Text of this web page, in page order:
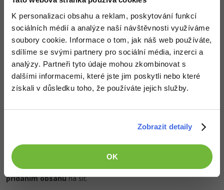
K personalizaci obsahu a reklam, poskytování funkcí
sociálních médií a analýze naší návštěvnosti využíváme
soubory cookie. Informace o tom, jak náš web používáte,
sdílíme se svými partnery pro sociální média, inzerci a
analýzy. Partneři tyto údaje mohou zkombinovat s
dalšími informacemi, které jste jim poskytli nebo které
získali v důsledku toho, že používáte jejich služby.
Zobrazit detaily
OK
-30%
WordPress
SEO -30%
UX
-30%
-80%
Adobe Illustrator
Adobe Lightroom -30%
Adobe XD -15%
Adobe InDesign -25%
Fotografování -80%
Pro firmy
Popis článku
Požadovaný článek má následující obsah:
V tomto Angular tutoriálu si ukážeme, jak
nastavit proxy pro správné fungování našeho
Kredity získáš, když podpoříš naši síť
. To můžeš udělat buď
zasláním symbolické částkyna podporu provozu nebo
přidáním obsahuna síť.